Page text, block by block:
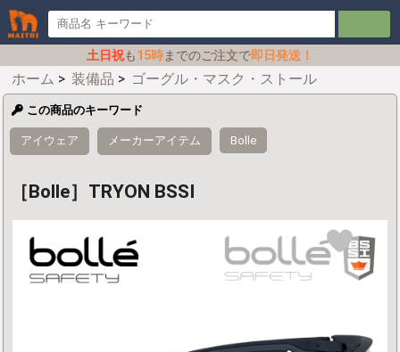
土日祝も15時までのご注文で即日発送！
ホーム > 装備品 > ゴーグル・マスク・ストール
この商品のキーワード
アイウェア メーカーアイテム Bolle
［Bolle］TRYON BSSI